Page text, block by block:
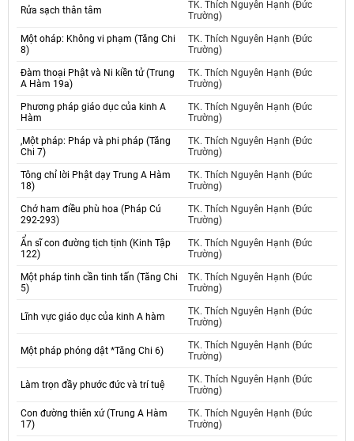
Rửa sạch thân tâm
TK. Thích Nguyên Hạnh (Đức
Trường)
Một oháp: Không vi phạm (Tăng Chi
8)
TK. Thích Nguyên Hạnh (Đức
Trường)
Đàm thoại Phật và Ni kiền tử (Trung
A Hàm 19a)
TK. Thích Nguyên Hạnh (Đức
Trường)
Phương pháp giáo dục của kinh A
Hàm
TK. Thích Nguyên Hạnh (Đức
Trường)
,Một pháp: Pháp và phi pháp (Tăng
Chi 7)
TK. Thích Nguyên Hạnh (Đức
Trường)
Tông chỉ lời Phật dạy Trung A Hàm
18)
TK. Thích Nguyên Hạnh (Đức
Trường)
Chớ ham điều phù hoa (Pháp Cú
292-293)
TK. Thích Nguyên Hạnh (Đức
Trường)
Ẩn sĩ con đường tịch tịnh (Kinh Tập
122)
TK. Thích Nguyên Hạnh (Đức
Trường)
Một pháp tinh cần tinh tấn (Tăng Chi
5)
TK. Thích Nguyên Hạnh (Đức
Trường)
Lĩnh vực giáo dục của kinh A hàm
TK. Thích Nguyên Hạnh (Đức
Trường)
Một pháp phóng dật *Tăng Chi 6)
TK. Thích Nguyên Hạnh (Đức
Trường)
Làm trọn đầy phước đức và trí tuệ
TK. Thích Nguyên Hạnh (Đức
Trường)
Con đường thiên xứ (Trung A Hàm
17)
TK. Thích Nguyên Hạnh (Đức
Trường)